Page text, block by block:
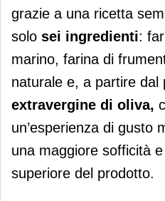
grazie a una ricetta
solo sei ingredienti:
marino, farina di
naturale e, a partire dal
extravergine di oliva,
un’esperienza di gusto
una maggiore sofficità
superiore del prodotto.